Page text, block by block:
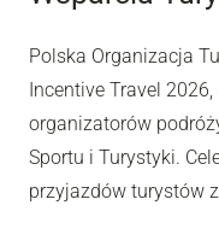
Polska Organizacja
Incentive Travel
organizatorów
Sportu i Turystyki.
przyjazdów turystów